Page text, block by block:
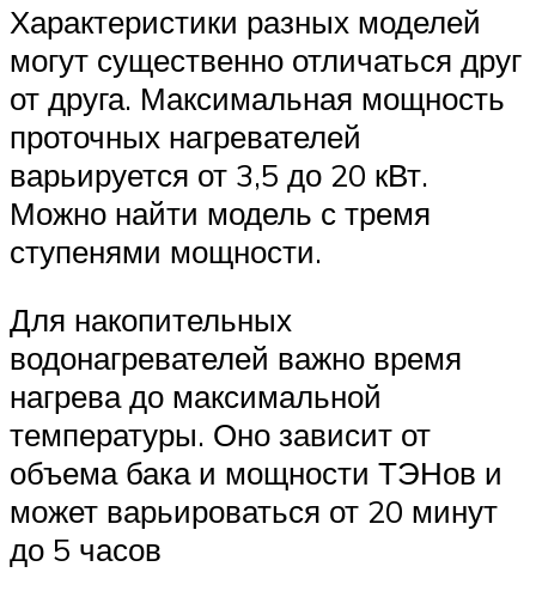
Характеристики разных моделей
могут существенно отличаться друг
от друга. Максимальная мощность
проточных нагревателей
варьируется от 3,5 до 20 кВт.
Можно найти модель с тремя
ступенями мощности.
Для накопительных
водонагревателей важно время
нагрева до максимальной
температуры. Оно зависит от
объема бака и мощности ТЭНов и
может варьироваться от 20 минут
до 5 часов